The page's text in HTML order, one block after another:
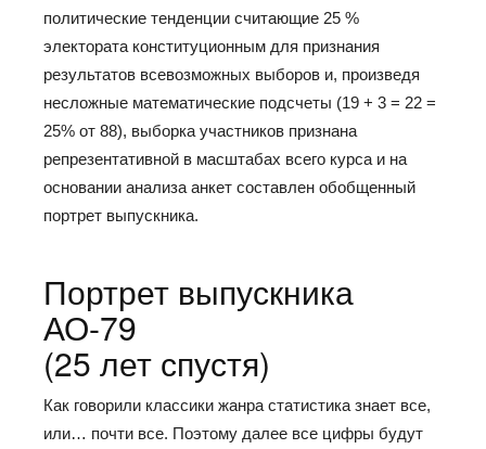
политические тенденции считающие 25 %
электората конституционным для признания
результатов всевозможных выборов и, произведя
несложные математические подсчеты (19 + 3 = 22 =
25% от 88), выборка участников признана
репрезентативной в масштабах всего курса и на
основании анализа анкет составлен обобщенный
портрет выпускника.
Портрет выпускника
АО-79
(25 лет спустя)
Как говорили классики жанра статистика знает все,
или… почти все. Поэтому далее все цифры будут